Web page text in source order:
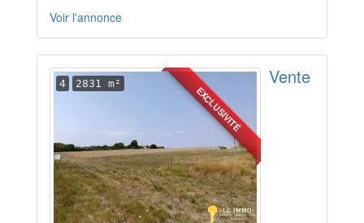
Voir l'annonce
EXCLUSIVITÉ
4 2831 m² Vente